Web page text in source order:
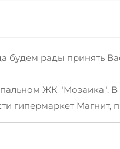
будем рады принять
ЖК "Мозаика".
гипермаркет Магнит,
детские площадки,
каждая квартира